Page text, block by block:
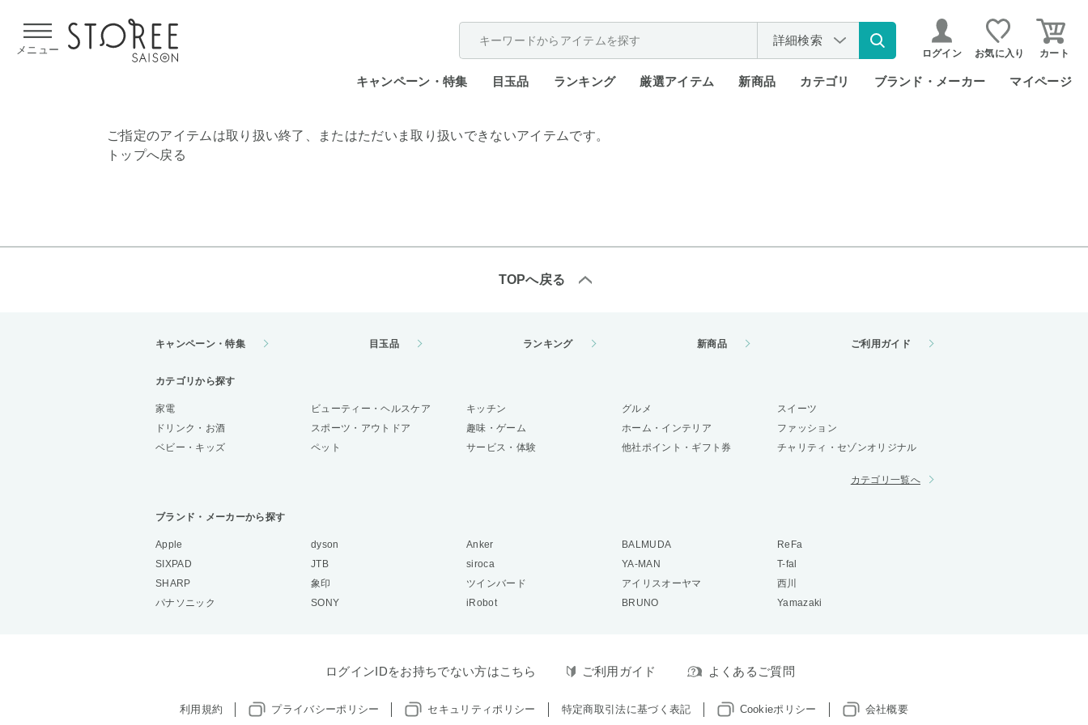
メニュー
詳細検索
ログイン お気に入り カート
キャンペーン・特集 目玉品 ランキング 厳選アイテム 新商品 カテゴリ ブランド・メーカー マイページ
ご指定のアイテムは取り扱い終了、またはただいま取り扱いできないアイテムです。
トップへ戻る
TOPへ戻る
キャンペーン・特集 目玉品 ランキング 新商品 ご利用ガイド
カテゴリから探す
家電 ビューティー・ヘルスケア キッチン グルメ
スイーツ
ドリンク・お酒
スポーツ・アウトドア 趣味・ゲーム ホーム・インテリア
ファッション
ベビー・キッズ
ペット サービス・体験 他社ポイント・ギフト券 チャリティ・セゾンオリジナル
カテゴリ一覧へ
ブランド・メーカーから探す
Apple dyson Anker BALMUDA
ReFa
SIXPAD
JTB siroca YA-MAN
T-fal
SHARP
象印 ツインバード アイリスオーヤマ
西川
パナソニック
SONY iRobot BRUNO Yamazaki
ログインIDをお持ちでない方はこちら ご利用ガイド よくあるご質問
利用規約 プライバシーポリシー セキュリティポリシー 特定商取引法に基づく表記 Cookieポリシー 会社概要